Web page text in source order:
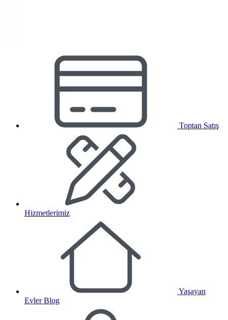
Toptan Satış
Hizmetlerimiz
Yaşayan
Evler Blog